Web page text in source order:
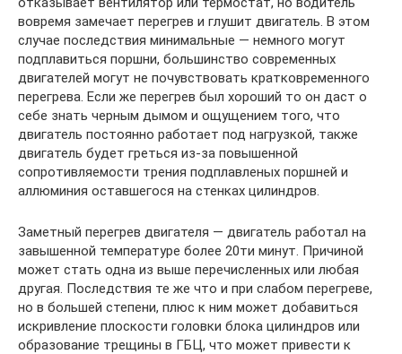
вовремя замечает перегрев и глушит двигатель. В этом
случае последствия минимальные — немного могут
подплавиться поршни, большинство современных
двигателей могут не почувствовать кратковременного
перегрева. Если же перегрев был хороший то он даст о
себе знать черным дымом и ощущением того, что
двигатель постоянно работает под нагрузкой, также
двигатель будет греться из-за повышенной
сопротивляемости трения подплавленых поршней и
аллюминия оставшегося на стенках цилиндров.
Заметный перегрев двигателя — двигатель работал на
завышенной температуре более 20ти минут. Причиной
может стать одна из выше перечисленных или любая
другая. Последствия те же что и при слабом перегреве,
но в большей степени, плюс к ним может добавиться
искривление плоскости головки блока цилиндров или
образование трещины в ГБЦ, что может привести к